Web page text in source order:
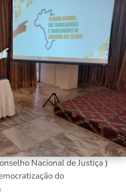
Nacional de Justiça )
do